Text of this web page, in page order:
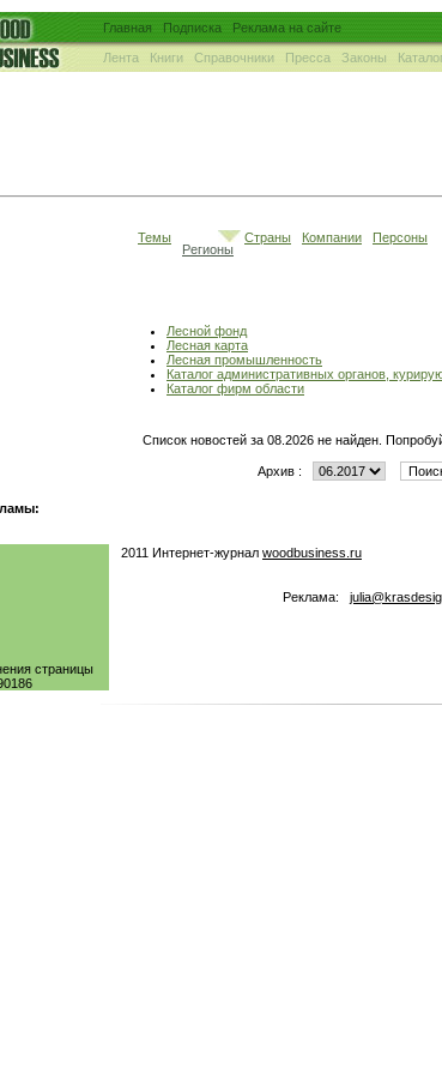
Главная Подписка Реклама на сайте
Лента Книги Справочники Пресса Законы
Темы
Регионы
Страны Компании Персоны
Лесной фонд
Лесная карта
Лесная промышленность
Каталог административных органов,
Каталог фирм области
Список новостей за 08.2026 не найден.
Архив :
страницы
2011 Интернет-журнал woodbusiness.ru
Реклама: